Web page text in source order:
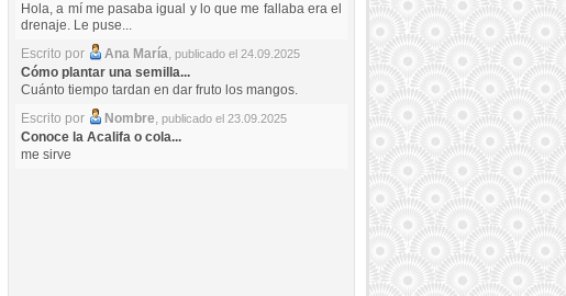
Hola, a mí me pasaba igual y lo que me fallaba era el
drenaje. Le puse...
Escrito por
Ana María, publicado el 24.09.2025
Cómo plantar una semilla...
Cuánto tiempo tardan en dar fruto los mangos.
Escrito por
Nombre, publicado el 23.09.2025
Conoce la Acalifa o cola...
me sirve